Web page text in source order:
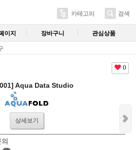
카테고리 검색
이지 장바구니 관심상품
0
Aqua Data Studio
상세보기